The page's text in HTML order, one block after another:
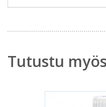
Tutustu myös